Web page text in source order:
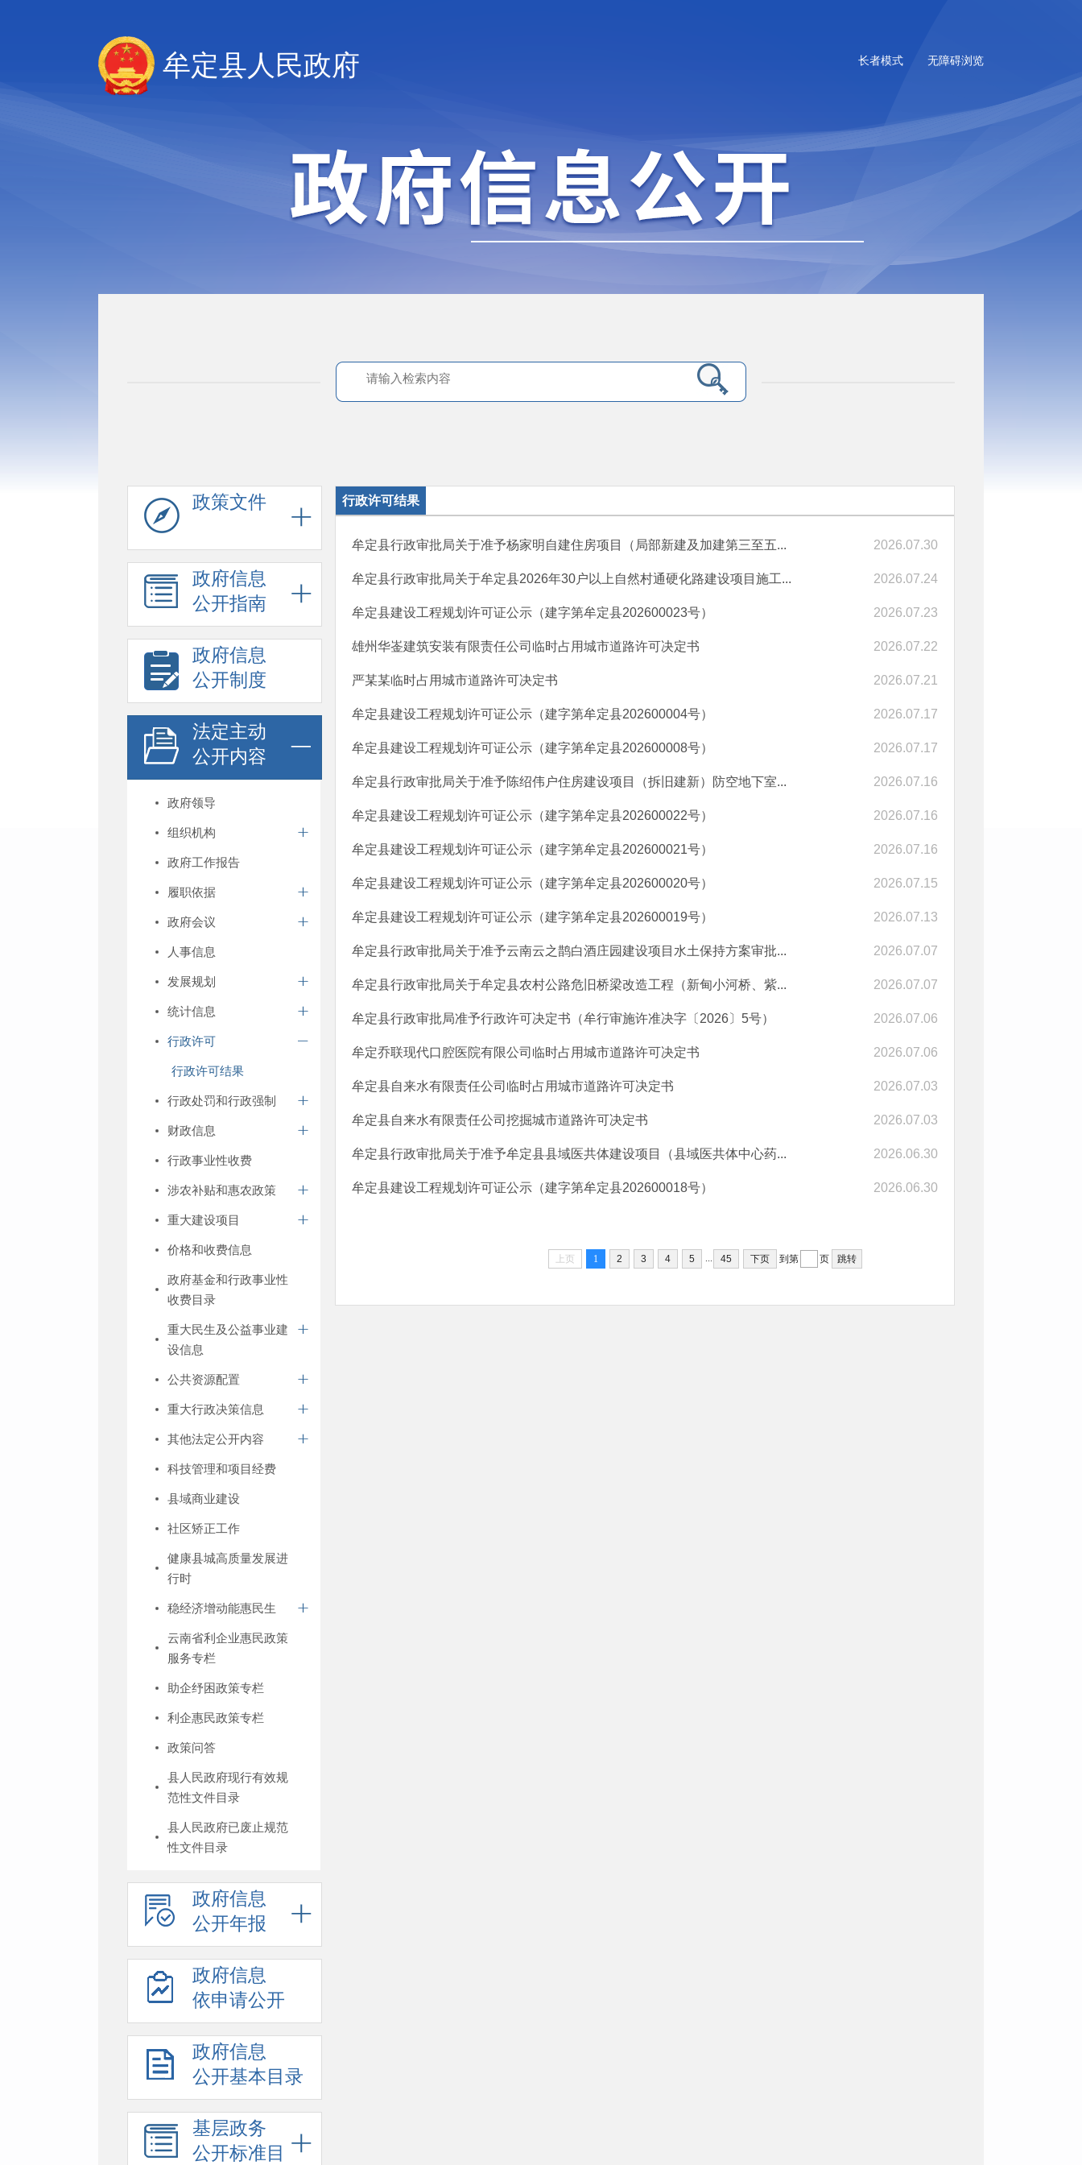
无障碍浏览
长者模式
牟定县人民政府
政策文件
政府信息
公开指南
政府信息
公开制度
法定主动
公开内容
政府领导
组织机构
政府工作报告
履职依据
政府会议
人事信息
发展规划
统计信息
行政许可
行政许可结果
行政处罚和行政强制
财政信息
行政事业性收费
涉农补贴和惠农政策
重大建设项目
价格和收费信息
政府基金和行政事业性
收费目录
重大民生及公益事业建
设信息
公共资源配置
重大行政决策信息
其他法定公开内容
科技管理和项目经费
县域商业建设
社区矫正工作
健康县城高质量发展进
行时
稳经济增动能惠民生
云南省利企业惠民政策
服务专栏
助企纾困政策专栏
利企惠民政策专栏
政策问答
县人民政府现行有效规
范性文件目录
县人民政府已废止规范
性文件目录
政府信息
公开年报
政府信息
依申请公开
政府信息
公开基本目录
基层政务
公开标准目
行政许可结果
牟定县行政审批局关于准予杨家明自建住房项目（局部新建及加建第三至五... 2026.07.30
牟定县行政审批局关于牟定县2026年30户以上自然村通硬化路建设项目施工... 2026.07.24
牟定县建设工程规划许可证公示（建字第牟定县202600023号） 2026.07.23
雄州华崟建筑安装有限责任公司临时占用城市道路许可决定书 2026.07.22
严某某临时占用城市道路许可决定书 2026.07.21
牟定县建设工程规划许可证公示（建字第牟定县202600004号） 2026.07.17
牟定县建设工程规划许可证公示（建字第牟定县202600008号） 2026.07.17
牟定县行政审批局关于准予陈绍伟户住房建设项目（拆旧建新）防空地下室... 2026.07.16
牟定县建设工程规划许可证公示（建字第牟定县202600022号） 2026.07.16
牟定县建设工程规划许可证公示（建字第牟定县202600021号） 2026.07.16
牟定县建设工程规划许可证公示（建字第牟定县202600020号） 2026.07.15
牟定县建设工程规划许可证公示（建字第牟定县202600019号） 2026.07.13
牟定县行政审批局关于准予云南云之鹊白酒庄园建设项目水土保持方案审批... 2026.07.07
牟定县行政审批局关于牟定县农村公路危旧桥梁改造工程（新甸小河桥、紫... 2026.07.07
牟定县行政审批局准予行政许可决定书（牟行审施许准决字〔2026〕5号） 2026.07.06
牟定乔联现代口腔医院有限公司临时占用城市道路许可决定书 2026.07.06
牟定县自来水有限责任公司临时占用城市道路许可决定书 2026.07.03
牟定县自来水有限责任公司挖掘城市道路许可决定书 2026.07.03
牟定县行政审批局关于准予牟定县县域医共体建设项目（县域医共体中心药... 2026.06.30
牟定县建设工程规划许可证公示（建字第牟定县202600018号） 2026.06.30
上页 1 2 3 4 5 45 下页 到第 页 跳转